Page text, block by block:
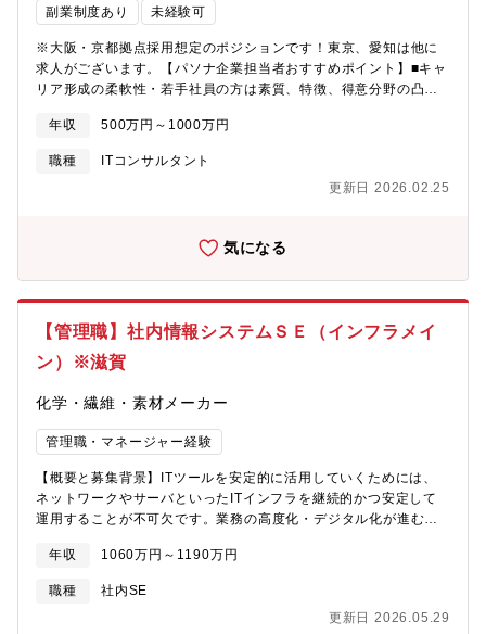
副業制度あり 未経験可
※大阪・京都拠点採用想定のポジションです！東京、愛知は他に
求人がございます。【パソナ企業担当者おすすめポイント】■キャ
リア形成の柔軟性・若手社員の方は素質、特徴、得意分野の凸凹
きます。 入社後すぐに特定のチームに固定されることなく、複
数のプロジェクトを経験しながらご自身の興味や適性、能力発揮
を見極めていただけます。・サイバーセキュリティ、クラウド、
AI、データガバナンスなど、IT・デジタルリスク領域における専
務＋フレックスタイム制が適用され、ライフスタイルに合わせた
クライアント先への常駐は基本的にございません。■パソナキャリ
やシニアマネージャークラスを始めとした内定実績も多数ござい
ます。・RA部門責任者である綾部様との会食経験があり、現場の
ましたら、ぜひお気軽にご相談ください。選考プロセスや面接対
ンについて】採用組織：リスクアシュアランス部（RA）想定職
経営・ITリスクアドバイザリー部門（RA）は、サイバーセキュリ
ティ&プライバシーやAIをはじめとしたデジタル・システムに関す
る監査・コンサルティング業務を通じて、デジタルテクノロジー
な信頼を」築く専門家集団です。【サービス内容】IT・デジタル
の知識を活用し、社会課題への対応から企業の固有のリスク対応
テム・プロセス保証業務・会計監査の一環で実施するIT基盤、ア
年収 500万円～1000万円
職種
ITコンサルタント
更新日 2026.02.25
気になる
【管理職】社内情報システムＳＥ（インフラメイ
ン）※滋賀
化学・繊維・素材メーカー
管理職・マネージャー経験
【概要と募集背景】ITツールを安定的に活用していくためには、
ネットワークやサーバといったITインフラを継続的かつ安定して
運用することが不可欠です。業務の高度化・デジタル化が進む中
を見据えた基盤整備や改善も求められています。また、サイバー
攻撃の増加や手口の巧妙化を背景に、セキュリティ対策やインシ
デント発生時の組織的な対応など、情報システム部門が担う役割
と重要性は年々高まっています。当社では、現在40代の人材が少
年収 1060万円～1190万円
職種
社内SE
更新日 2026.05.29